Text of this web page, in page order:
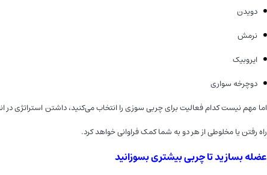
دویدن
نرمش
ایروبیک
دوچرخه سواری
راه رفتن یا مخلوطی از هر دو به شما کمک فراوانی خواهد کرد.
عضله بسازید تا چربی بیشتری بسوزانید